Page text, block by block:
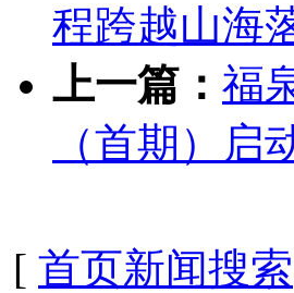
程跨越山海
上一篇： 福
（首期）启
[ 首页新闻搜索